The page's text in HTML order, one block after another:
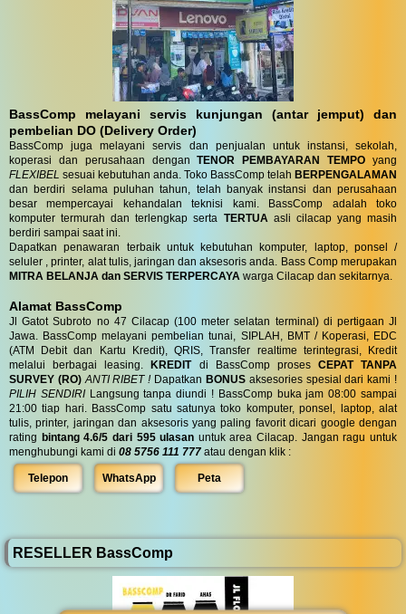
BassComp melayani servis kunjungan (antar jemput) dan
pembelian DO (Delivery Order)
BassComp juga melayani servis dan penjualan untuk instansi, sekolah,
koperasi dan perusahaan denganTENOR PEMBAYARAN TEMPO yang
FLEXIBEL sesuai kebutuhan anda. Toko BassComp telah BERPENGALAMAN
dan berdiri selama puluhan tahun, telah banyak instansi dan perusahaan
besar mempercayai kehandalan teknisi kami. BassComp adalah toko
komputer termurah dan terlengkap serta TERTUA asli cilacap yang masih
berdiri sampai saat ini.
Dapatkan penawaran terbaik untuk kebutuhan komputer, laptop, ponsel /
seluler , printer, alat tulis, jaringan dan aksesoris anda. Bass Comp merupakan
MITRA BELANJA dan SERVIS TERPERCAYA warga Cilacap dan sekitarnya.
Alamat BassComp
Jl Gatot Subroto no 47 Cilacap (100 meter selatan terminal) di pertigaan Jl
Jawa. BassComp melayani pembelian tunai, SIPLAH, BMT / Koperasi, EDC
(ATM Debit dan Kartu Kredit), QRIS, Transfer realtime terintegrasi, Kredit
melalui berbagai leasing.KREDITdi BassComp proses CEPAT TANPA
SURVEY (RO) ANTI RIBET !Dapatkan BONUSaksesories spesial dari kami !
PILIH SENDIRILangsung tanpa diundi ! BassComp buka jam 08:00 sampai
21:00 tiap hari. BassComp satu satunya toko komputer, ponsel, laptop, alat
tulis, printer, jaringan dan aksesoris yang paling favorit dicari google dengan
rating bintang 4.6/5 dari 595 ulasan untuk area Cilacap. Jangan ragu untuk
menghubungi kami di 08 5756 111 777 atau dengan klik :
Telepon WhatsApp Peta
RESELLER BassComp